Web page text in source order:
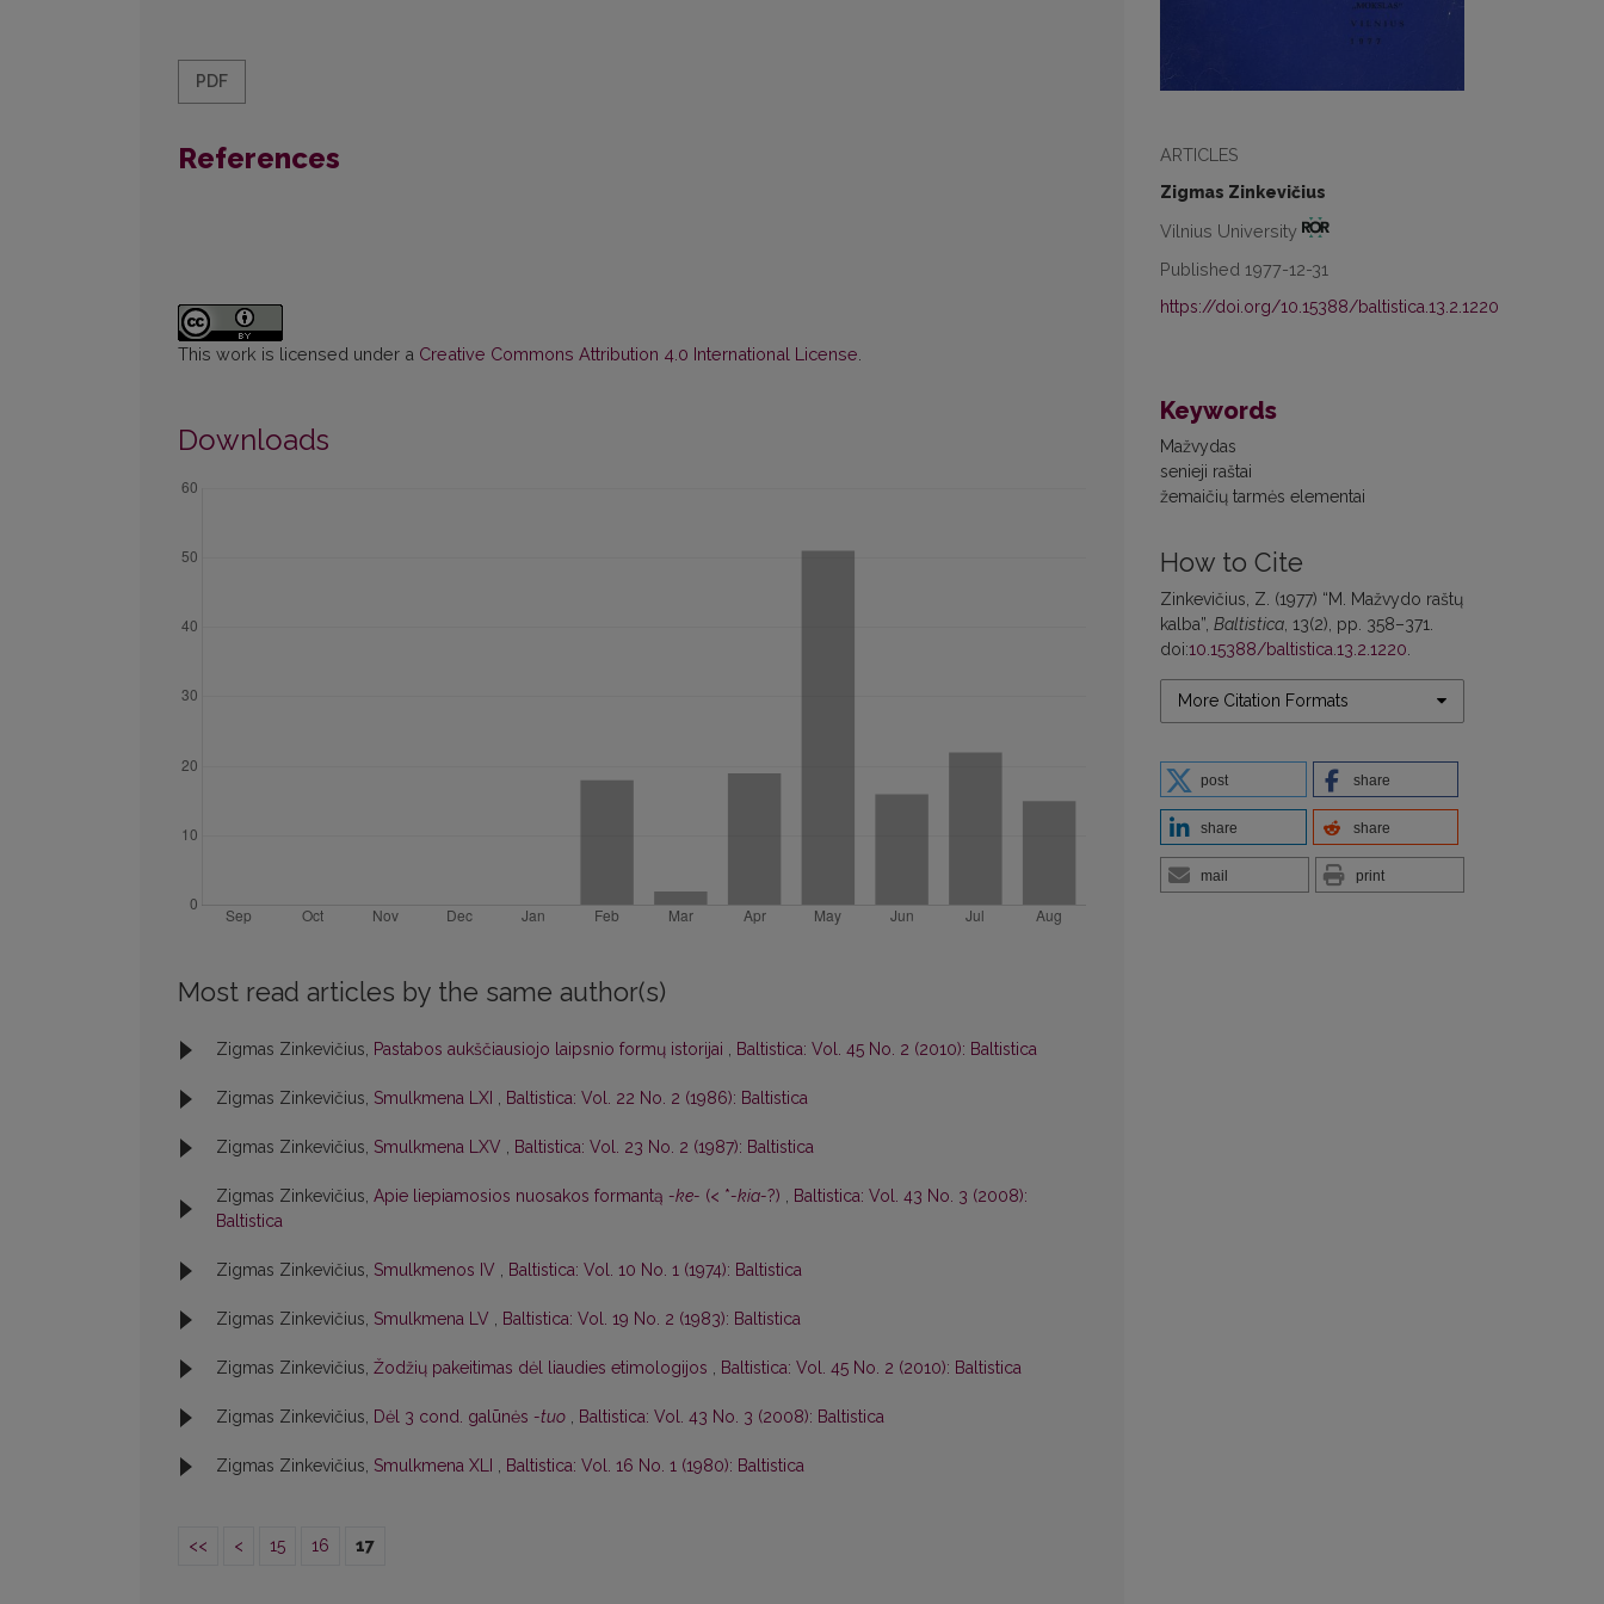
ARTICLES
Zigmas Zinkevičius
Vilnius University
Published 1977-12-31
https://doi.org/10.15388/baltistica.13.2.1220
Keywords
Mažvydas
senieji raštai
žemaičių tarmės elementai
How to Cite
Zinkevičius, Z. (1977) “M. Mažvydo raštų
kalba”, Baltistica , 13(2), pp. 358–371.
doi:10.15388/baltistica.13.2.1220
More Citation Formats
post share
share share
mail print
PDF
References
This work is licensed under a Creative Commons Attribution 4.0 International License
Downloads
Most read articles by the same author(s)
Zigmas Zinkevičius, Pastabos aukščiausiojo laipsnio formų istorijai , Baltistica: Vol. 45 No. 2 (2010): Baltistica
Zigmas Zinkevičius, Smulkmena LXI , Baltistica: Vol. 22 No. 2 (1986): Baltistica
Zigmas Zinkevičius, Smulkmena LXV , Baltistica: Vol. 23 No. 2 (1987): Baltistica
Zigmas Zinkevičius, Apie liepiamosios nuosakos formantą -ke- (< *-kia-?) , Baltistica: Vol. 43 No. 3 (2008):
Baltistica
Zigmas Zinkevičius, Smulkmenos IV , Baltistica: Vol. 10 No. 1 (1974): Baltistica
Zigmas Zinkevičius, Smulkmena LV , Baltistica: Vol. 19 No. 2 (1983): Baltistica
Zigmas Zinkevičius, Žodžių pakeitimas dėl liaudies etimologijos , Baltistica: Vol. 45 No. 2 (2010): Baltistica
Zigmas Zinkevičius, Dėl 3 cond. galūnės -tuo , Baltistica: Vol. 43 No. 3 (2008): Baltistica
Zigmas Zinkevičius, Smulkmena XLI , Baltistica: Vol. 16 No. 1 (1980): Baltistica
<< < 15 16 17